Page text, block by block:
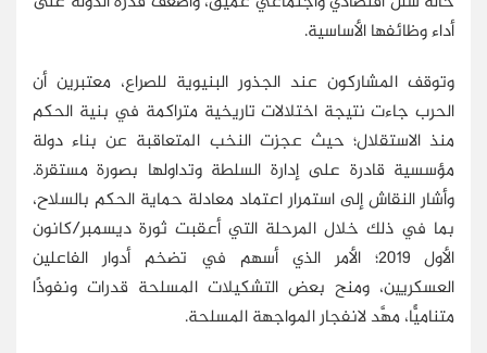
أداء وظائفها الأساسية.
وتوقف المشاركون عند الجذور البنيوية للصراع، معتبرين أن
الحرب جاءت نتيجة اختلالات تاريخية متراكمة في بنية الحكم
منذ الاستقلال؛ حيث عجزت النخب المتعاقبة عن بناء دولة
مؤسسية قادرة على إدارة السلطة وتداولها بصورة مستقرة.
وأشار النقاش إلى استمرار اعتماد معادلة حماية الحكم بالسلاح،
بما في ذلك خلال المرحلة التي أعقبت ثورة ديسمبر/كانون
الأول 2019؛ الأمر الذي أسهم في تضخم أدوار الفاعلين
العسكريين، ومنح بعض التشكيلات المسلحة قدرات ونفوذًا
متناميًّا، مهَّد لانفجار المواجهة المسلحة.